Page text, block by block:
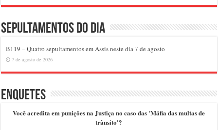
Sepultamentos do dia
B119 – Quatro sepultamentos em Assis neste dia 7 de agosto
7 de agosto de 2026
Enquetes
Você acredita em punições na Justiça no caso das 'Máfia das multas de
trânsito'?